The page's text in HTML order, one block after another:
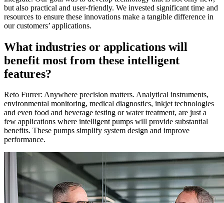
but also practical and user-friendly. We invested significant time and
resources to ensure these innovations make a tangible difference in
our customers’ applications.
What industries or applications will
benefit most from these intelligent
features?
Reto Furrer: Anywhere precision matters. Analytical instruments,
environmental monitoring, medical diagnostics, inkjet technologies
and even food and beverage testing or water treatment, are just a
few applications where intelligent pumps will provide substantial
benefits. These pumps simplify system design and improve
performance.